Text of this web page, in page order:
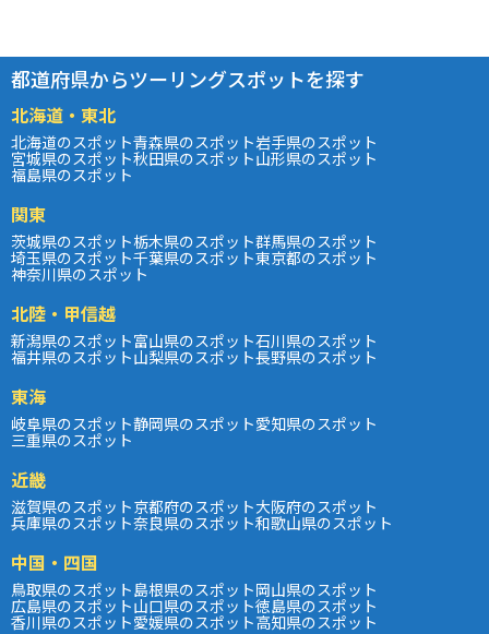
都道府県からツーリングスポットを探す
北海道・東北
北海道のスポット青森県のスポット岩手県のスポット
宮城県のスポット秋田県のスポット山形県のスポット
福島県のスポット
関東
茨城県のスポット栃木県のスポット群馬県のスポット
埼玉県のスポット千葉県のスポット東京都のスポット
神奈川県のスポット
北陸・甲信越
新潟県のスポット富山県のスポット石川県のスポット
福井県のスポット山梨県のスポット長野県のスポット
東海
岐阜県のスポット静岡県のスポット愛知県のスポット
三重県のスポット
近畿
滋賀県のスポット京都府のスポット大阪府のスポット
兵庫県のスポット奈良県のスポット和歌山県のスポット
中国・四国
鳥取県のスポット島根県のスポット岡山県のスポット
広島県のスポット山口県のスポット徳島県のスポット
香川県のスポット愛媛県のスポット高知県のスポット